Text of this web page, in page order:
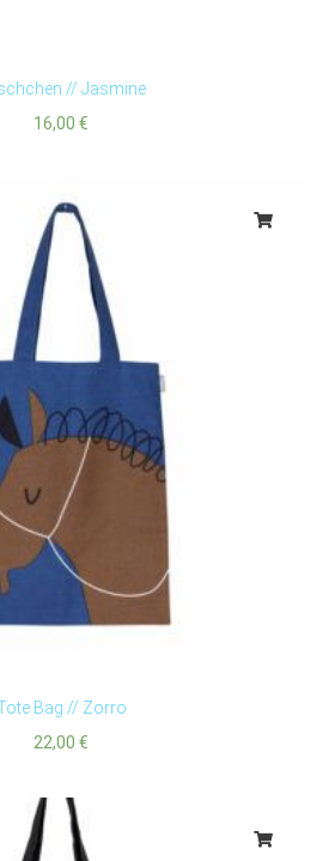
// Jasmine
16,00 €
Bag // Zorro
22,00 €